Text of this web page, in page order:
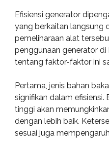
Efisiensi generator
yang berkaitan langsung
pemeliharaan alat
penggunaan generator di
tentang faktor-faktor ini
Pertama, jenis bahan
signifikan dalam efisiensi.
tinggi akan
dengan lebih baik.
sesuai juga